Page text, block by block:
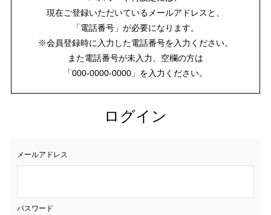
現在ご登録いただいているメールアドレスと、
「電話番号」が必要になります。
※会員登録時に入力した電話番号を入力ください。
また電話番号が未入力、空欄の方は
「000-0000-0000」を入力ください。
ログイン
メールアドレス
パスワード